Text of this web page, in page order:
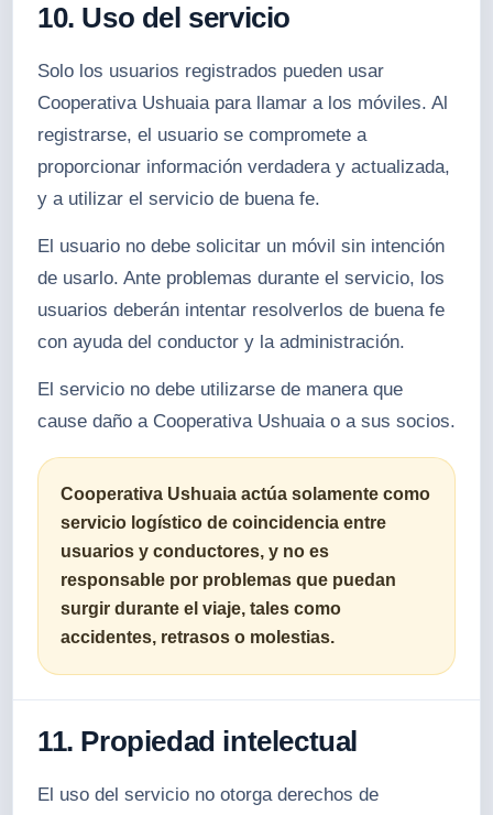
10. Uso del servicio
Solo los usuarios registrados pueden usar
Cooperativa Ushuaia para llamar a los móviles. Al
registrarse, el usuario se compromete a
proporcionar información verdadera y actualizada,
y a utilizar el servicio de buena fe.
El usuario no debe solicitar un móvil sin intención
de usarlo. Ante problemas durante el servicio, los
usuarios deberán intentar resolverlos de buena fe
con ayuda del conductor y la administración.
El servicio no debe utilizarse de manera que
cause daño a Cooperativa Ushuaia o a sus socios.
Cooperativa Ushuaia actúa solamente como
servicio logístico de coincidencia entre
usuarios y conductores, y no es
responsable por problemas que puedan
surgir durante el viaje, tales como
accidentes, retrasos o molestias.
11. Propiedad intelectual
El uso del servicio no otorga derechos de